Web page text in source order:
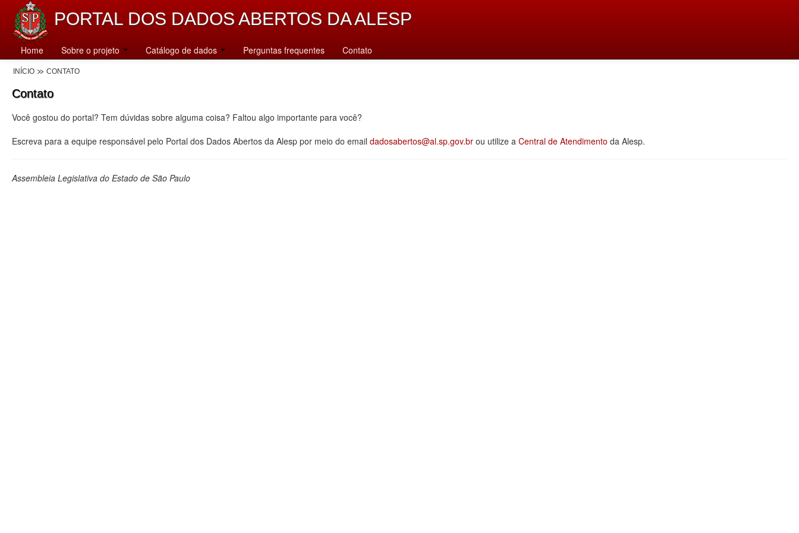
PORTAL DOS DADOS ABERTOS DA ALESP
Home Sobre o projeto Catálogo de dados Perguntas frequentes Contato
INÍCIO CONTATO
Contato
Você gostou do portal? Tem dúvidas sobre alguma coisa? Faltou algo importante para você?
Escreva para a equipe responsável pelo Portal dos Dados Abertos da Alesp por meio do email dadosabertos@al.sp.gov.br ou utilize a Central de Atendimento da Alesp.
Assembleia Legislativa do Estado de São Paulo